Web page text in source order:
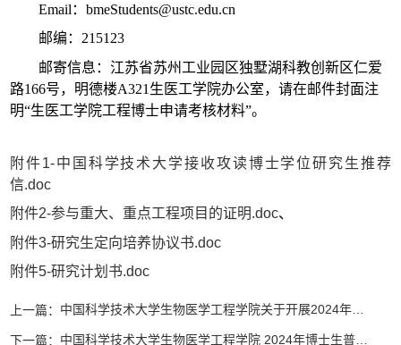
Email ：bmeStudents@ustc.edu.cn
邮编： 215123
邮寄信息：江苏省苏州工业园区独墅湖科教创新区仁爱
路166号，明德楼A321 生医工学院办公室，请在邮件封面注
明“生医工学院工程博士申请考核材料”。
附件1-中国科学技术大学接收攻读博士学位研究生推荐
信.doc
附件2-参与重大、重点工程项目的证明.doc、
附件3-研究生定向培养协议书.doc
附件5-研究计划书.doc
上一篇：
下一篇： 中国科学技术大学生物医学工程学院 2024年博士生普通招考（申请-考核制）公告